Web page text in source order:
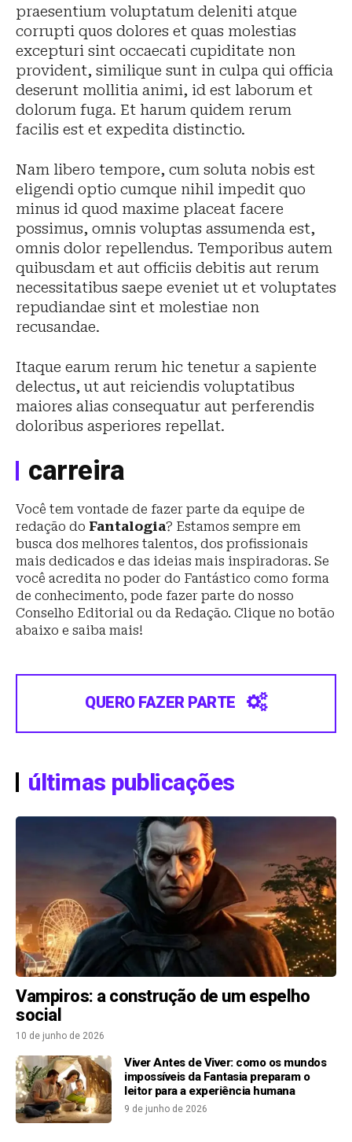
praesentium voluptatum deleniti atque
corrupti quos dolores et quas molestias
excepturi sint occaecati cupiditate non
provident, similique sunt in culpa qui officia
deserunt mollitia animi, id est laborum et
dolorum fuga. Et harum quidem rerum
facilis est et expedita distinctio.
Nam libero tempore, cum soluta nobis est
eligendi optio cumque nihil impedit quo
minus id quod maxime placeat facere
possimus, omnis voluptas assumenda est,
omnis dolor repellendus. Temporibus autem
quibusdam et aut officiis debitis aut rerum
necessitatibus saepe eveniet ut et voluptates
repudiandae sint et molestiae non
recusandae.
Itaque earum rerum hic tenetur a sapiente
delectus, ut aut reiciendis voluptatibus
maiores alias consequatur aut perferendis
doloribus asperiores repellat.
carreira
Você tem vontade de fazer parte da equipe de
redação do Fantalogia? Estamos sempre em
busca dos melhores talentos, dos profissionais
mais dedicados e das ideias mais inspiradoras. Se
você acredita no poder do Fantástico como forma
de conhecimento, pode fazer parte do nosso
Conselho Editorial ou da Redação. Clique no botão
abaixo e saiba mais!
QUERO FAZER PARTE
últimas publicações
Vampiros: a construção de um espelho
social
10 de junho de 2026
Viver Antes de Viver: como os mundos
impossíveis da Fantasia preparam o
leitor para a experiência humana
9 de junho de 2026